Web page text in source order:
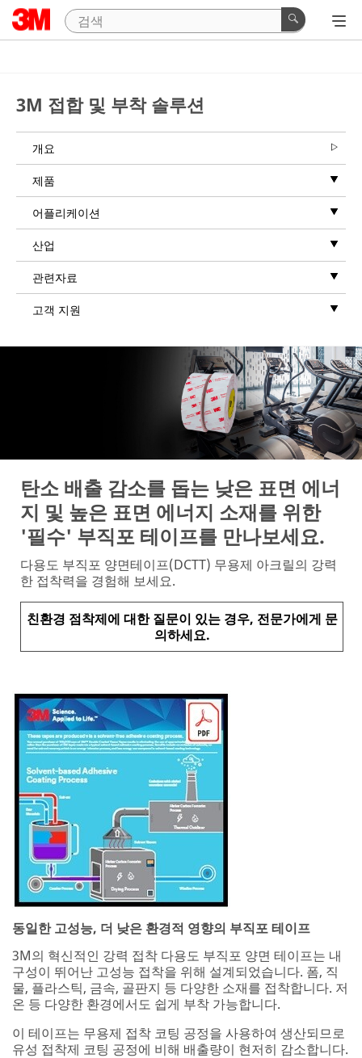
Close
3M 접합 및 부착 솔루션
개요
제품
어플리케이션
산업
관련자료
고객 지원
탄소 배출 감소를 돕는 낮은 표면 에너
지 및 높은 표면 에너지 소재를 위한
'필수' 부직포 테이프를 만나보세요.
다용도 부직포 양면테이프(DCTT) 무용제 아크릴의 강력
한 접착력을 경험해 보세요.
친환경 점착제에 대한 질문이 있는 경우, 전문가에게 문
의하세요.
동일한 고성능, 더 낮은 환경적 영향의 부직포 테이프
3M의 혁신적인 강력 접착 다용도 부직포 양면 테이프는 내
구성이 뛰어난 고성능 접착을 위해 설계되었습니다. 폼, 직
물, 플라스틱, 금속, 골판지 등 다양한 소재를 접착합니다. 저
온 등 다양한 환경에서도 쉽게 부착 가능합니다.
이 테이프는 무용제 접착 코팅 공정을 사용하여 생산되므로
유성 접착제 코팅 공정에 비해 배출량이 현저히 감소합니다.